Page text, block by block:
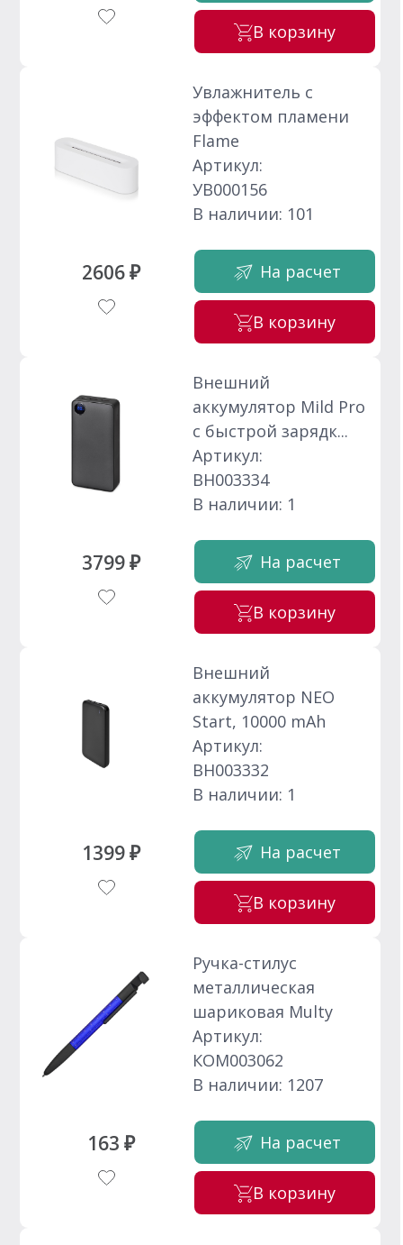
В корзину
2606 ₽
Увлажнитель с
эффектом пламени
Flame
Артикул:
УВ000156
В наличии: 101
На расчет
В корзину
3799 ₽
Внешний
аккумулятор Mild Pro
c быстрой зарядк...
Артикул:
ВН003334
В наличии: 1
На расчет
В корзину
1399 ₽
Внешний
аккумулятор NEO
Start, 10000 mAh
Артикул:
ВН003332
В наличии: 1
На расчет
В корзину
163 ₽
Ручка-стилус
металлическая
шариковая Multy
Артикул:
КОМ003062
В наличии: 1207
На расчет
В корзину